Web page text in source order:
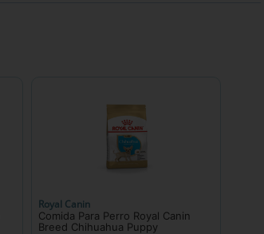
Royal Canin
Comida Para Perro Royal Canin
Breed Chihuahua Puppy